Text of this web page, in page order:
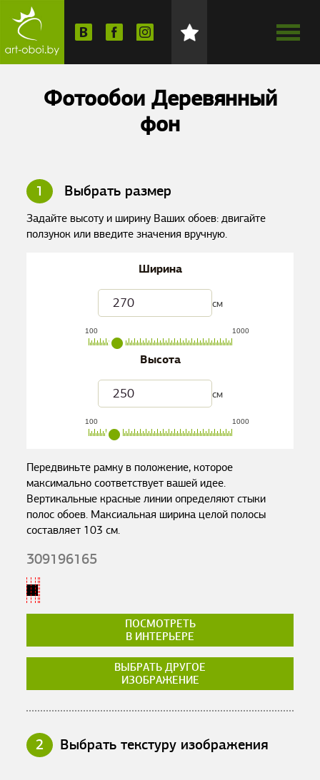
Фотообои Деревянный
фон
1 Выбрать размер
Задайте высоту и ширину Ваших обоев: двигайте
ползунок или введите значения вручную.
Ширина
см
100 1000
Высота
см
100 1000
Передвиньте рамку в положение, которое
максимально соответствует вашей идее.
Вертикальные красные линии определяют стыки
полос обоев. Максиальная ширина целой полосы
составляет 103 см.
309196165
ПОСМОТРЕТЬ
В ИНТЕРЬЕРЕ
ВЫБРАТЬ ДРУГОЕ
ИЗОБРАЖЕНИЕ
2 Выбрать текстуру изображения